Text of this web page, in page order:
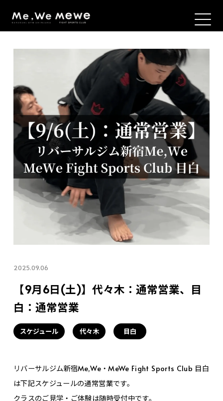
2025.09.06
【9月6日(土)】代々木：通常営業、目
白：通常営業
スケジュール 代々木 目白
リバーサルジム新宿Me,We・MeWe Fight Sports Club 目白
は下記スケジュールの通常営業です。
クラスのご見学・ご体験は随時受付中です。